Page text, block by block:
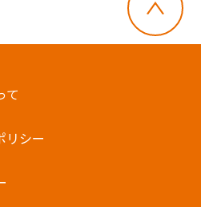
カード、POSAカー
きません。
用はできません。
済
て
リシー